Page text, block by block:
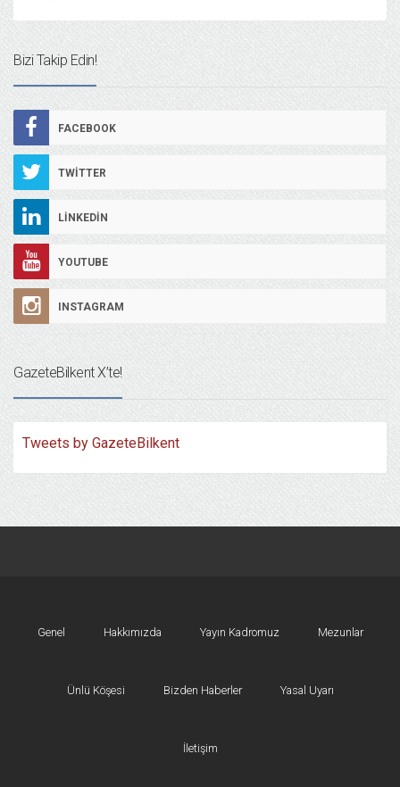
Bizi Takip Edin!
FACEBOOK
TWITTER
LINKEDIN
YOUTUBE
INSTAGRAM
GazeteBilkent X’te!
Tweets by GazeteBilkent
Genel Hakkımızda Yayın Kadromuz Mezunlar
Ünlü Köşesi Bizden Haberler Yasal Uyarı
İletişim